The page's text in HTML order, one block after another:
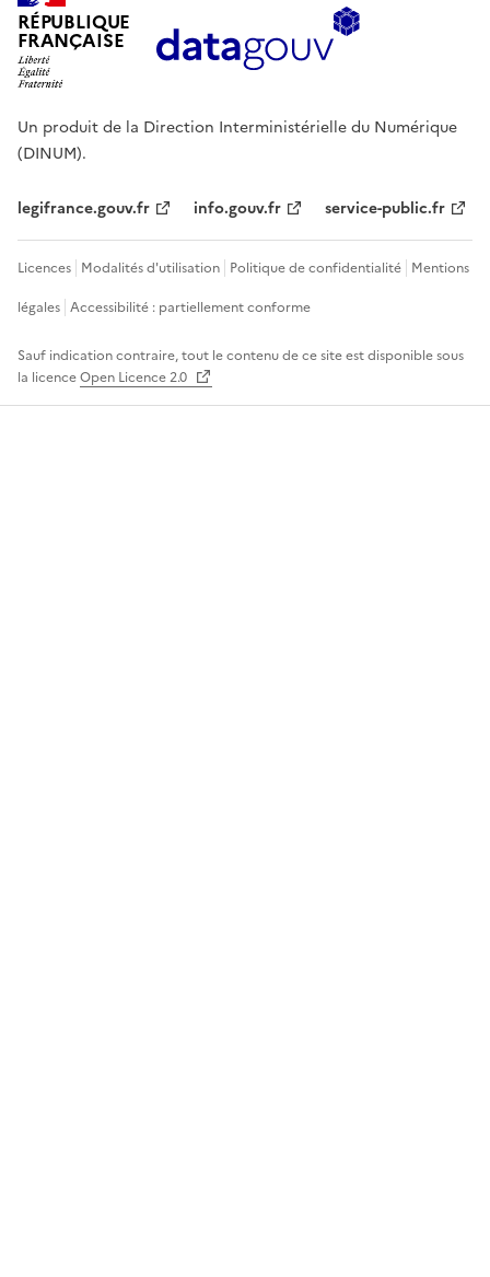
RÉPUBLIQUE
FRANÇAISE
Un produit de la Direction Interministérielle du Numérique
(DINUM).
legifrance.gouv.fr info.gouv.fr service-public.fr
Licences Modalités d'utilisation Politique de confidentialité Mentions
légales Accessibilité : partiellement conforme
Sauf indication contraire, tout le contenu de ce site est disponible sous
la licenceOpen Licence 2.0